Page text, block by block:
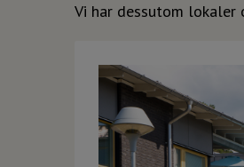
Vi har dessutom lokaler